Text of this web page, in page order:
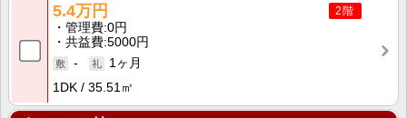
2階
5.4万円
管理費 0円
共益費 5000円
-
1ヶ月
1DK
35.51㎡